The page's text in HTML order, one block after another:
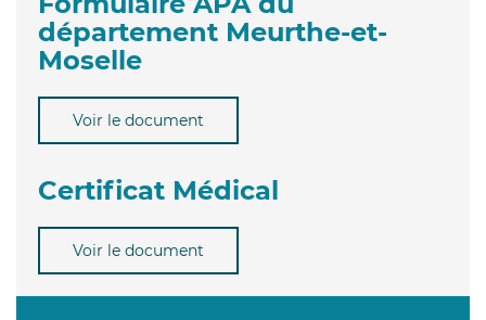
département Meurthe-et-
Moselle
Voir le document
Certificat Médical
Voir le document